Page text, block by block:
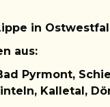
in
aus:
Pyrmont,
Kalletal,